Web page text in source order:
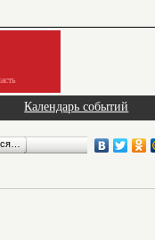
Календарь событий